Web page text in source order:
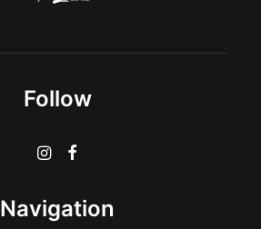
Follow
Navigation